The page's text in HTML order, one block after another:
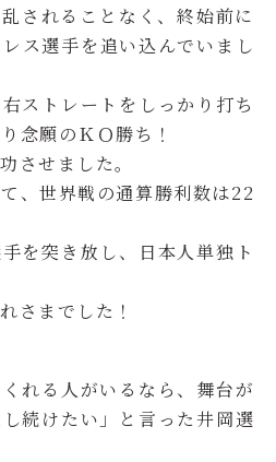
されることなく、終始前に
ス選手を追い込んでいまし
ストレートをしっかり打ち
念願のＫＯ勝ち！
させました。
、世界戦の通算勝利数は22
を突き放し、日本人単独ト
さまでした！
れる人がいるなら、舞台が
続けたい」と言った井岡選